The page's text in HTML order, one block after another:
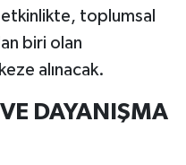
toplumsal
biri olan
alınacak.
DAYANIŞMA